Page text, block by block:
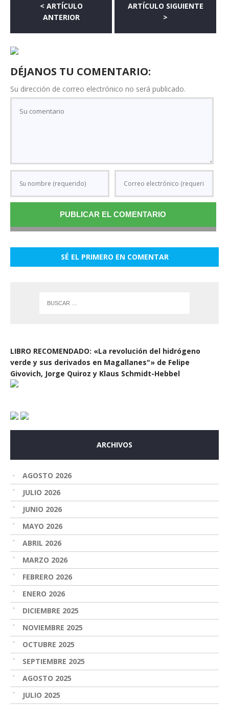
< ARTÍCULO
ANTERIOR
ARTÍCULO SIGUIENTE
>
DÉJANOS TU COMENTARIO:
Su dirección de correo electrónico no será publicado.
SÉ EL PRIMERO EN COMENTAR
LIBRO RECOMENDADO: «La revolución del hidrógeno
verde y sus derivados en Magallanes"» de Felipe
Givovich, Jorge Quiroz y Klaus Schmidt-Hebbel
ARCHIVOS
AGOSTO 2026
JULIO 2026
JUNIO 2026
MAYO 2026
ABRIL 2026
MARZO 2026
FEBRERO 2026
ENERO 2026
DICIEMBRE 2025
NOVIEMBRE 2025
OCTUBRE 2025
SEPTIEMBRE 2025
AGOSTO 2025
JULIO 2025